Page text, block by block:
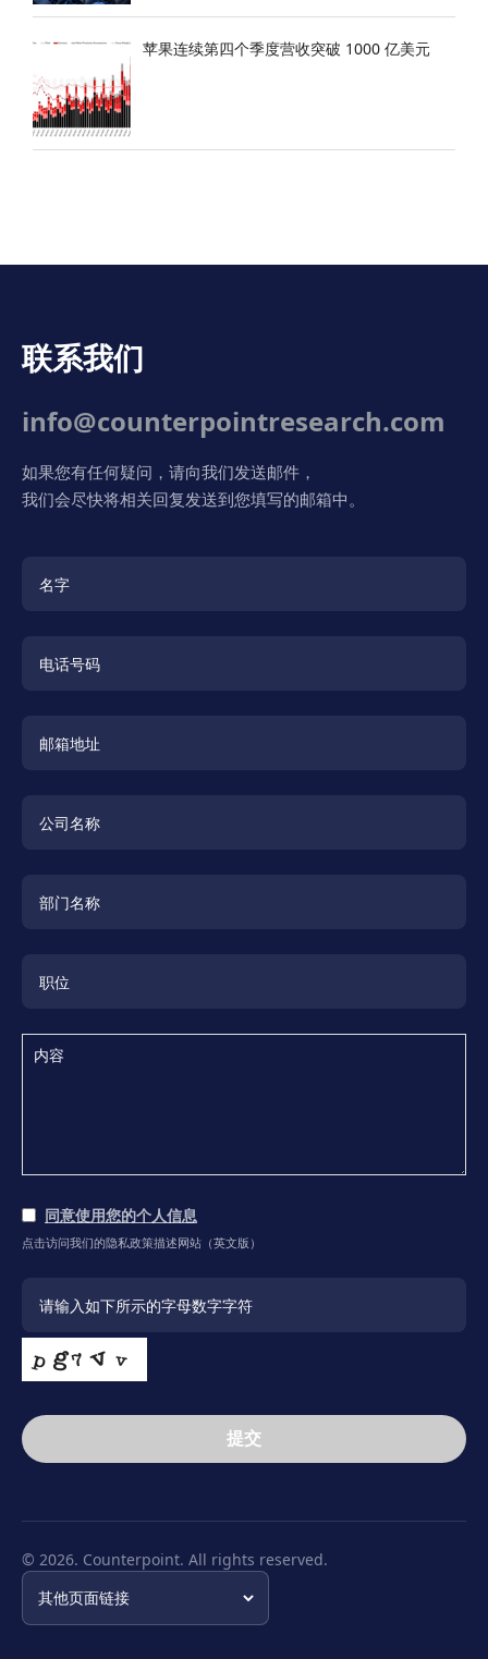
苹果连续第四个季度营收突破 1000 亿美元
联系我们
info@counterpointresearch.com
如果您有任何疑问，请向我们发送邮件，
我们会尽快将相关回复发送到您填写的邮箱中。
同意使用您的个人信息
点击访问我们的隐私政策描述网站（英文版）
提交
be
left
blank
© 2026. Counterpoint. All rights reserved.